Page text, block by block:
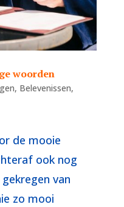
woorden
, Belevenissen,
de mooie
ook nog
van
zo mooi